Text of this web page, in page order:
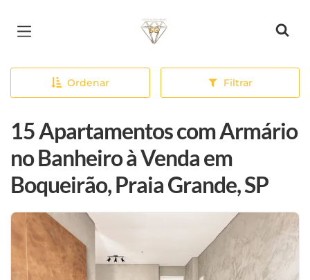
Página inicial
Ordenar Filtrar
15 Apartamentos com Armário
no Banheiro à Venda em
Boqueirão, Praia Grande, SP